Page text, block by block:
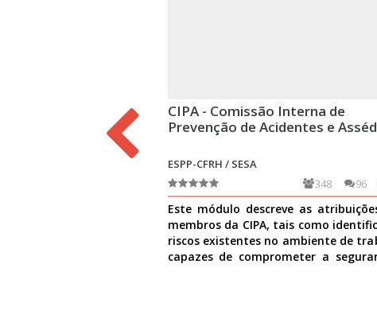
CIPA - Comissão Interna de
Prevenção de Acidentes e
ESPP-CFRH / SESA
96
348
Este módulo descreve as
membros da CIPA, tais como
riscos existentes no ambiente de
capazes de comprometer a